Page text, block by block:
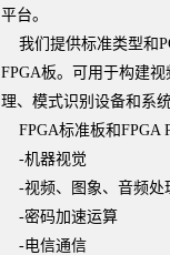
平台。
我们提供标准类型和
FPGA板。可用于构建
理、模式识别设备和系
FPGA标准板和FPGA
-机器视觉
-视频、图象、音频处
-密码加速运算
-电信通信